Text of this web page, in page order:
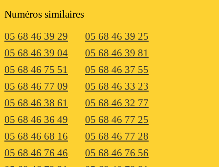
Numéros similaires
05 68 46 39 29
05 68 46 39 25
05 68 46 39 04
05 68 46 39 81
05 68 46 75 51
05 68 46 37 55
05 68 46 77 09
05 68 46 33 23
05 68 46 38 61
05 68 46 32 77
05 68 46 36 49
05 68 46 77 25
05 68 46 68 16
05 68 46 77 28
05 68 46 76 46
05 68 46 76 56